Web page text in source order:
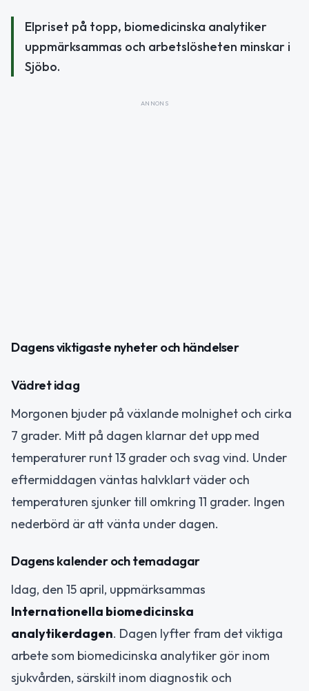
Elpriset på topp, biomedicinska analytiker
uppmärksammas och arbetslösheten minskar i
Sjöbo.
ANNONS
Dagens viktigaste nyheter och händelser
Vädret idag
Morgonen bjuder på växlande molnighet och cirka
7 grader. Mitt på dagen klarnar det upp med
temperaturer runt 13 grader och svag vind. Under
eftermiddagen väntas halvklart väder och
temperaturen sjunker till omkring 11 grader. Ingen
nederbörd är att vänta under dagen.
Dagens kalender och temadagar
Idag, den 15 april, uppmärksammas
Internationella biomedicinska
analytikerdagen. Dagen lyfter fram det viktiga
arbete som biomedicinska analytiker gör inom
sjukvården, särskilt inom diagnostik och